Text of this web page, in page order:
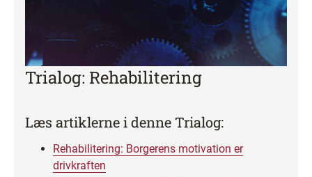
Trialog: Rehabilitering
Læs artiklerne i denne Trialog:
Rehabilitering: Borgerens motivation er
drivkraften